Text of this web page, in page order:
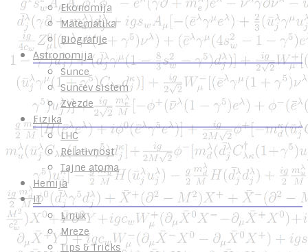
Ekonomija
Matematika
Biografije
Astronomija
Sunce
Sunčev sistem
Zvezde
Fizika
LHC
Relativnost
Tajne atoma
Hemija
IT
Linux
Mreze
Tips & Tricks